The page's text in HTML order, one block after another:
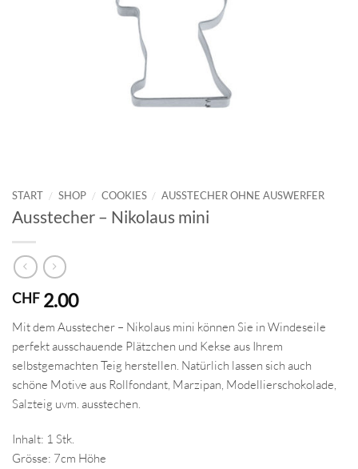
START / SHOP / COOKIES / AUSSTECHER OHNE AUSWERFER
Ausstecher – Nikolaus mini
CHF 2.00
Mit dem Ausstecher – Nikolaus mini können Sie in Windeseile
perfekt ausschauende Plätzchen und Kekse aus Ihrem
selbstgemachten Teig herstellen. Natürlich lassen sich auch
schöne Motive aus Rollfondant, Marzipan, Modellierschokolade,
Salzteig uvm. ausstechen.
Inhalt: 1 Stk.
Grösse: 7cm Höhe